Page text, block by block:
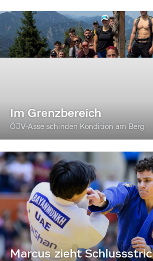
Im Grenzbereich
ÖJV-Asse schinden Kondition am Berg
Marcus zieht